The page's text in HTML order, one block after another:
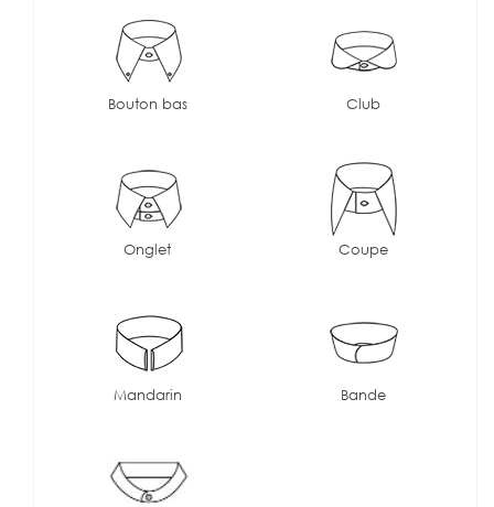
Bouton bas Club
Onglet Coupe
Mandarin Bande